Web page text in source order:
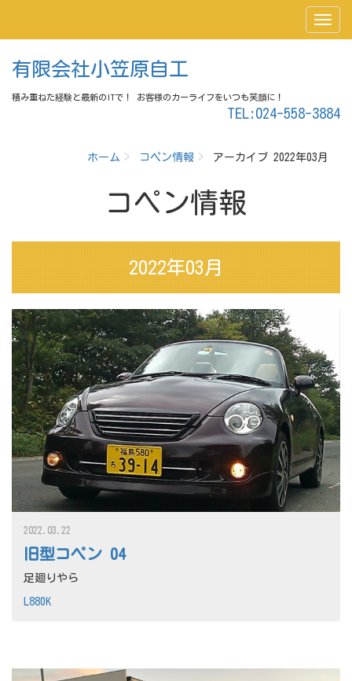
有限会社小笠原自工
積み重ねた経験と最新のITで！ お客様のカーライフをいつも笑顔に！
TEL:024-558-3884
ホーム コペン情報 アーカイブ 2022年03月
コペン情報
2022年03月
旧型コペン 04
2022.03.22
足廻りやら
L880K